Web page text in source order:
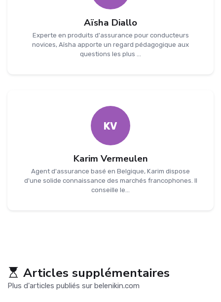
Aïsha Diallo
Experte en produits d'assurance pour conducteurs
novices, Aïsha apporte un regard pédagogique aux
questions les plus ...
KV
Karim Vermeulen
Agent d'assurance basé en Belgique, Karim dispose
d'une solide connaissance des marchés francophones. Il
conseille le...
Articles supplémentaires
Plus d'articles publiés sur belenikin.com